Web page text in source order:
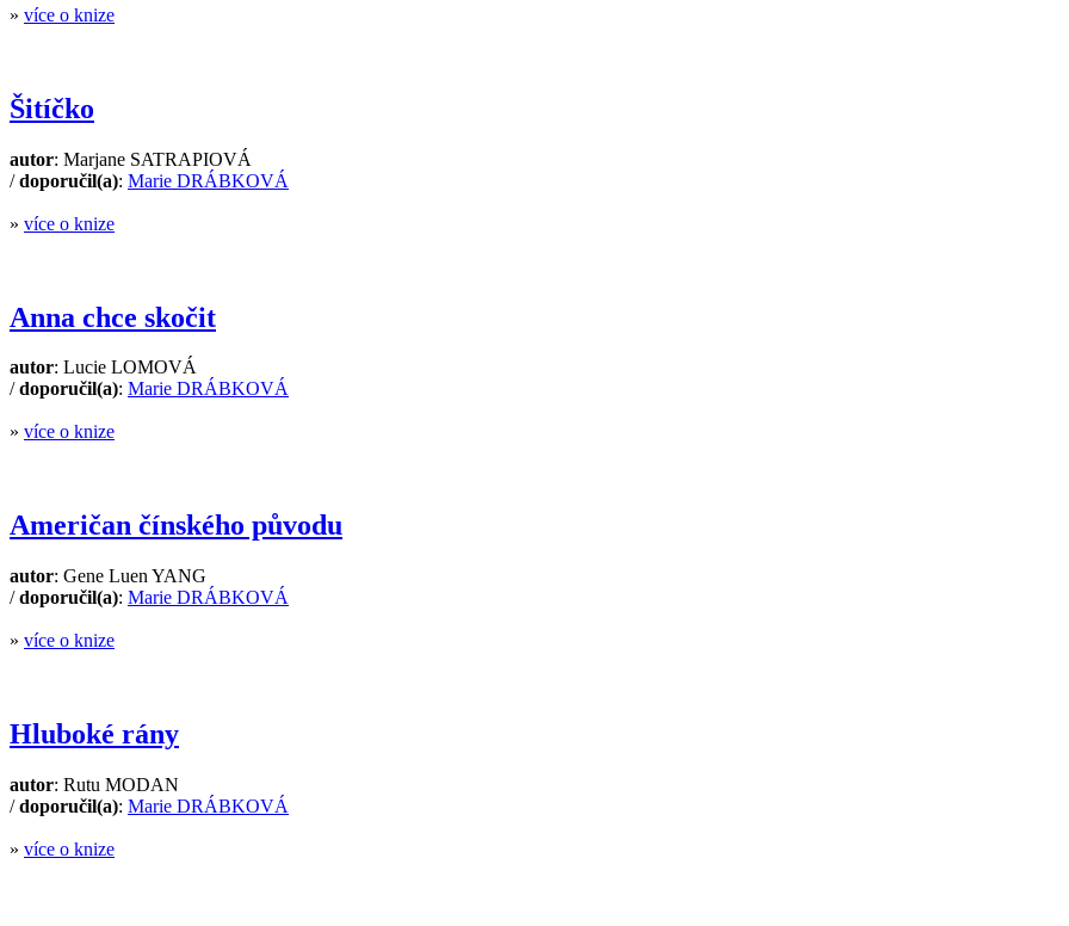
» více o knize
Šitíčko
autor: Marjane SATRAPIOVÁ
/doporučil(a): Marie DRÁBKOVÁ
» více o knize
Anna chce skočit
autor: Lucie LOMOVÁ
/doporučil(a): Marie DRÁBKOVÁ
» více o knize
Američan čínského původu
autor: Gene Luen YANG
/doporučil(a): Marie DRÁBKOVÁ
» více o knize
Hluboké rány
autor: Rutu MODAN
/doporučil(a): Marie DRÁBKOVÁ
» více o knize